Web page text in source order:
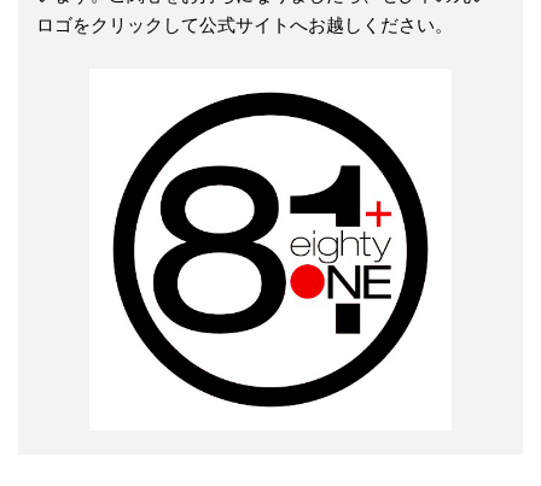
ロゴをクリックして公式サイトへお越しください。